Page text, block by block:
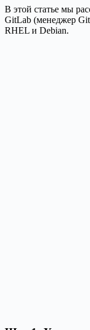
В этой статье мы
GitLab (менеджер
RHEL и Debian.